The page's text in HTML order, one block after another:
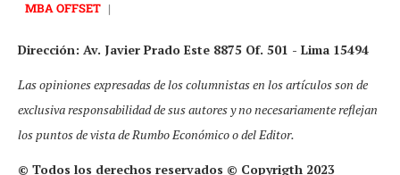
MBA OFFSET |
Dirección: Av. Javier Prado Este 8875 Of. 501 - Lima 15494
Las opiniones expresadas de los columnistas en los artículos son de
exclusiva responsabilidad de sus autores y no necesariamente reflejan
los puntos de vista de Rumbo Económico o del Editor.
© Todos los derechos reservados © Copyrigth 2023